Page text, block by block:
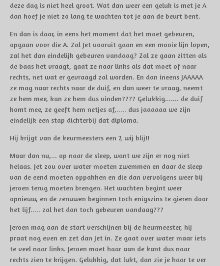
deze dag is niet heel groot. Wat dan weer een geluk is met je A
dan hoef je niet zo lang te wachten tot je aan de beurt bent.
En dan is daar, in eens het moment dat het moet gebeuren,
opgaan voor die A. Zal Jet vooruit gaan en een mooie lijn lopen,
zal het dan eindelijk gebeuren vandaag? Zal ze gaan zitten als
de baas het vraagt, gaat ze naar links als dat moet of naar
rechts, net wat er gevraagd zal worden. En dan ineens JAAAAA
ze mag naar rechts naar de duif, en dan weer te vraag, neemt
ze hem mee, kan ze hem dus vinden???? Gelukkig....... de duif
komt mee, ze geeft hem netjes af,..... dus jaaaaaa we zijn
eindelijk een stap dichterbij dat diploma.
Hij krijgt van de keurmeesters een 7, wij blij!!
Maar dan nu,... op naar de sleep, want we zijn er nog niet
helaas. Jet zou over water moeten zwemmen en daar de sleep
van de eend moeten oppakken en die dan vervolgens weer bij
jeroen terug moeten brengen. Het wachten begint weer
opnieuw, en de zenuwen beginnen toch enigszins te gieren door
het lijf..... zal het dan toch gebeuren vandaag???
Jeroen mag aan de start verschijnen bij de keurmeester, hij
praat nog even en zet dan Jet in. Ze gaat over water maar iets
te veel naar links. Jeroen moet haar aan de kant dus naar
rechts zien te krijgen. Gelukkig, dat lukt, dan zie je haar te ver